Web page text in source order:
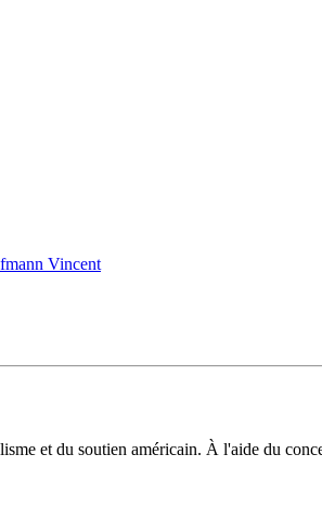
Vincent
et du soutien américain. À l'aide du